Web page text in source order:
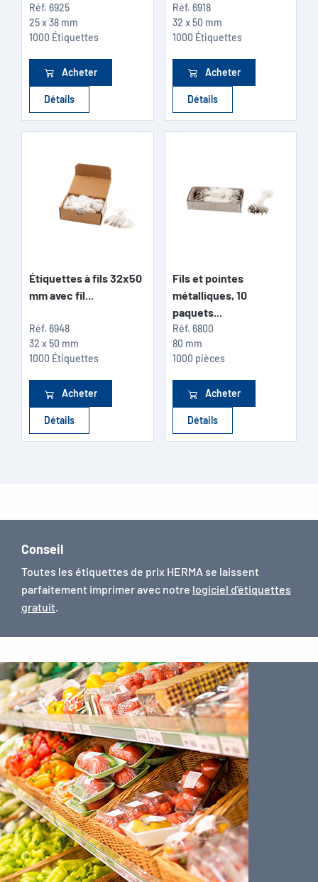
Réf. 6925
25 x 38 mm
1000 Étiquettes
Acheter
Détails
Réf. 6918
32 x 50 mm
1000 Étiquettes
Acheter
Détails
Étiquettes à fils 32x50
mm avec fil...
Réf. 6948
32 x 50 mm
1000 Étiquettes
Acheter
Détails
Fils et pointes
métalliques, 10
paquets...
Réf. 6800
80 mm
1000 pièces
Acheter
Détails
Conseil
Toutes les étiquettes de prix HERMA se laissent
parfaitement imprimer avec notre logiciel d'étiquettes
gratuit.